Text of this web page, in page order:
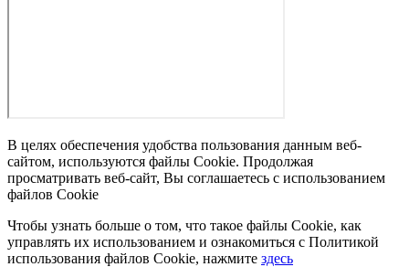
В целях обеспечения удобства пользования данным веб-
сайтом, используются файлы Cookie. Продолжая
просматривать веб-сайт, Вы соглашаетесь с использованием
файлов Cookie
Чтобы узнать больше о том, что такое файлы Cookie, как
управлять их использованием и ознакомиться с Политикой
использования файлов Cookie, нажмите здесь